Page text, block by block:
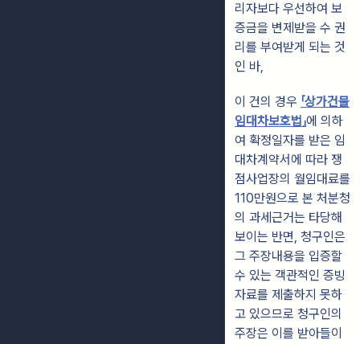
리자보다 우선하여 보
증금을 변제받을 수 권
리를 부여받게 되는 것
인 바,
이 건의 경우 「상가건물
임대차보호법」에 의하
여 확정일자를 받은 임
대차계약서에 따라 쟁
점사업장의 월임대료를
110만원으로 본 처분청
의 과세근거는 타당해
보이는 반면, 청구인은
그 주장내용을 입증할
수 있는 객관적인 증빙
자료를 제출하지 못하
고 있으므로 청구인의
주장은 이를 받아들이